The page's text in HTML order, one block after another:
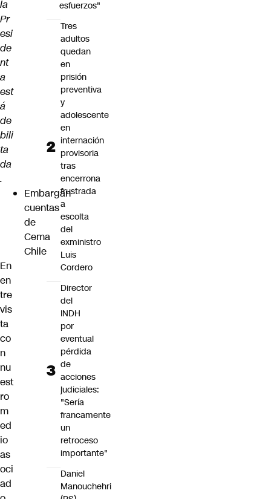
la
Pr
esi
de
nt
a
est
á
de
bili
ta
da
.
Embargan
cuentas
de
Cema
Chile
En
en
tre
vis
ta
co
n
nu
est
ro
m
ed
io
as
oci
ad
esfuerzos"
Tres
adultos
quedan
en
prisión
preventiva
y
adolescente
en
internación
provisoria
tras
encerrona
frustrada
a
escolta
del
exministro
Luis
Cordero
Director
del
INDH
por
eventual
pérdida
de
acciones
judiciales:
"Sería
francamente
un
retroceso
importante"
Daniel
Manouchehri